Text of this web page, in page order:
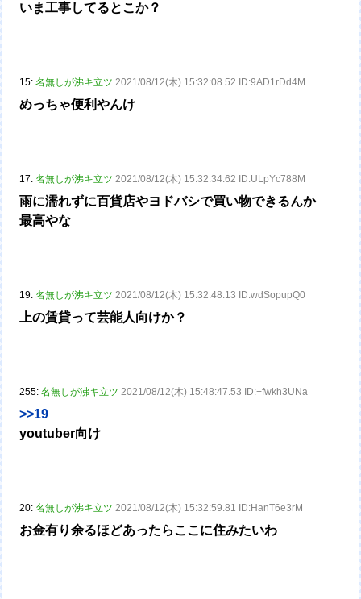
いま工事してるとこか？
15:名無しが沸キ立ツ 2021/08/12(木) 15:32:08.52 ID:9AD1rDd4M
めっちゃ便利やんけ
17:名無しが沸キ立ツ 2021/08/12(木) 15:32:34.62 ID:ULpYc788M
雨に濡れずに百貨店やヨドバシで買い物できるんか
最高やな
19:名無しが沸キ立ツ 2021/08/12(木) 15:32:48.13 ID:wdSopupQ0
上の賃貸って芸能人向けか？
255:名無しが沸キ立ツ 2021/08/12(木) 15:48:47.53 ID:+fwkh3UNa
>>19
youtuber向け
20:名無しが沸キ立ツ 2021/08/12(木) 15:32:59.81 ID:HanT6e3rM
お金有り余るほどあったらここに住みたいわ